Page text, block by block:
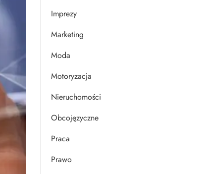
Imprezy
Marketing
Moda
Motoryzacja
Nieruchomości
Obcojęzyczne
Praca
Prawo